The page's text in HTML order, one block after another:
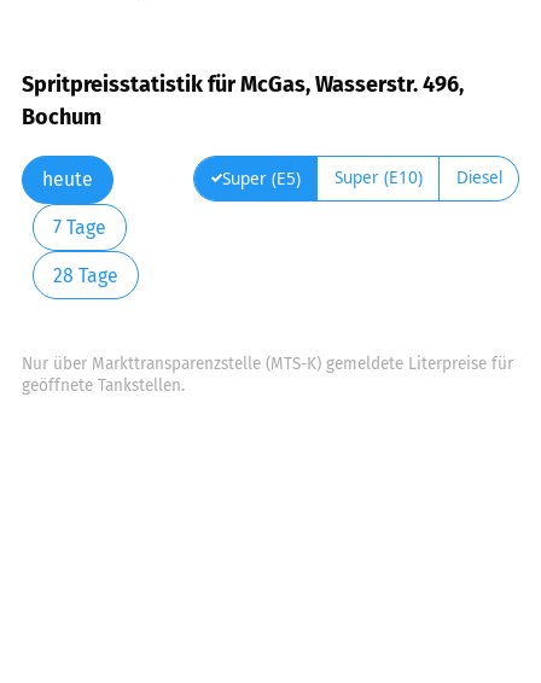
Spritpreisstatistik für McGas, Wasserstr. 496,
Bochum
heute
7 Tage
28 Tage
Super (E5) Super (E10) Diesel
Nur über Markttransparenzstelle (MTS-K) gemeldete Literpreise für
geöffnete Tankstellen.